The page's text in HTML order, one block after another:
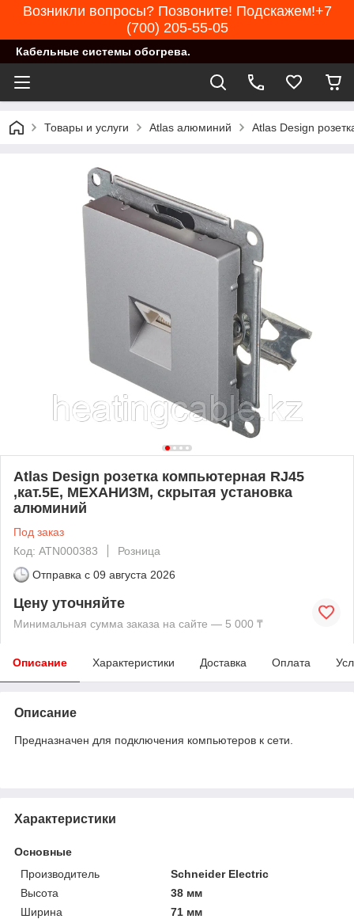
Возникли вопросы? Позвоните! Подскажем!+7
(700) 205-55-05
Кабельные системы обогрева.
Товары и услуги Atlas алюминий Atlas Design
Atlas Design розетка компьютерная RJ45
,кат.5Е, МЕХАНИЗМ, скрытая установка
алюминий
Под заказ
Код: ATN000383
Розница
Отправка с 09 августа 2026
Цену уточняйте
Минимальная сумма заказа на сайте — 5 000 ₸
Описание Характеристики Доставка Оплата
Описание
Предназначен для подключения компьютеров к сети.
Характеристики
Основные
Производитель
Schneider Electric
Высота
38 мм
Ширина
71 мм